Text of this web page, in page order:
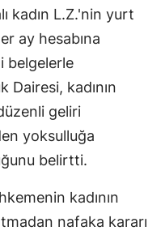
Siirt
Sinop
Sivas
Tekirdağ
Tokat
Trabzon
kadın L.Z.'nin yurt
ay hesabına
belgelerle
Dairesi, kadının
geliri
yoksulluğa
belirtti.
kadının
nafaka kararı